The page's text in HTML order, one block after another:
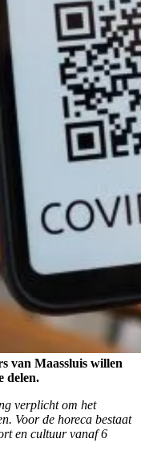
van Maassluis willen
delen.
verplicht om het
Voor de horeca bestaat
en cultuur vanaf 6